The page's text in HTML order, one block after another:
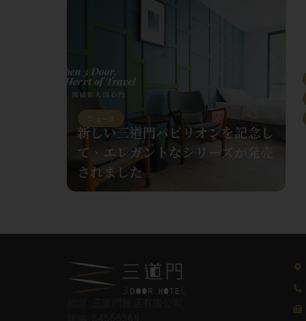
アトラクション
ブロガーのシェア
台南食品
未分類
三道門的傳統市場散步學：水仙宮
市場，走進台南人的海鮮冰箱與百
年信仰